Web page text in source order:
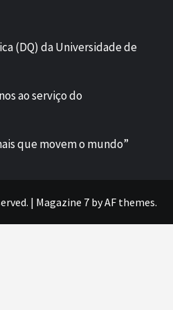
(DQ) da Universidade de
ao serviço do
que movem o mundo”
| Magazine 7by AF themes.